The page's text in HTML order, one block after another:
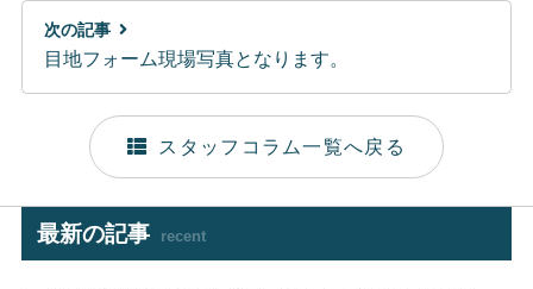
次の記事
目地フォーム現場写真となります。
スタッフコラム一覧へ戻る
最新の記事 recent